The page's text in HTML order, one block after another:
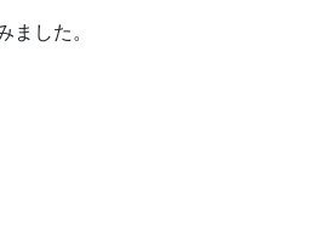
ました。